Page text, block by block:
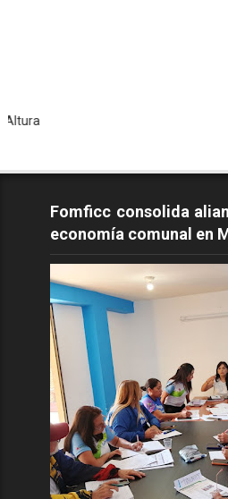
Fomficc consolida
economía comunal en